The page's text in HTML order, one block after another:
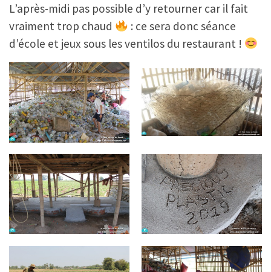
L’après-midi pas possible d’y retourner car il fait
vraiment trop chaud
: ce sera donc séance
d’école et jeux sous les ventilos du restaurant !